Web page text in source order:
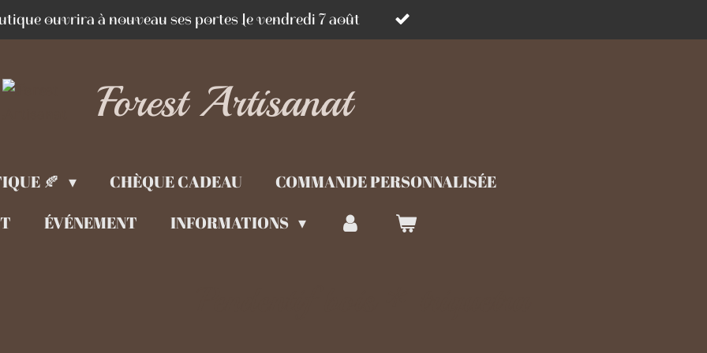
ouvrira à nouveau ses portes le vendredi 7 août
Forest Artisanat
🍂 CHÈQUE CADEAU
COMMANDE PERSONNALISÉE
ÉVÉNEMENT INFORMATIONS